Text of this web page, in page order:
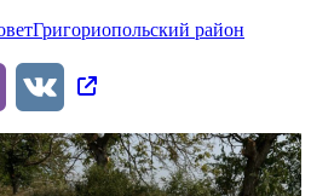
Григориопольский район
Viber
VK